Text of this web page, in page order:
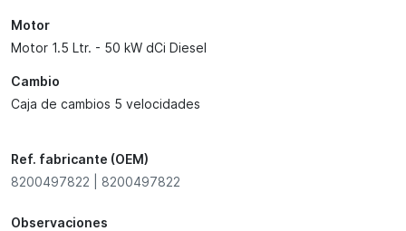
Motor
Motor 1.5 Ltr. - 50 kW dCi Diesel
Cambio
Caja de cambios 5 velocidades
Ref. fabricante (OEM)
8200497822 | 8200497822
Observaciones